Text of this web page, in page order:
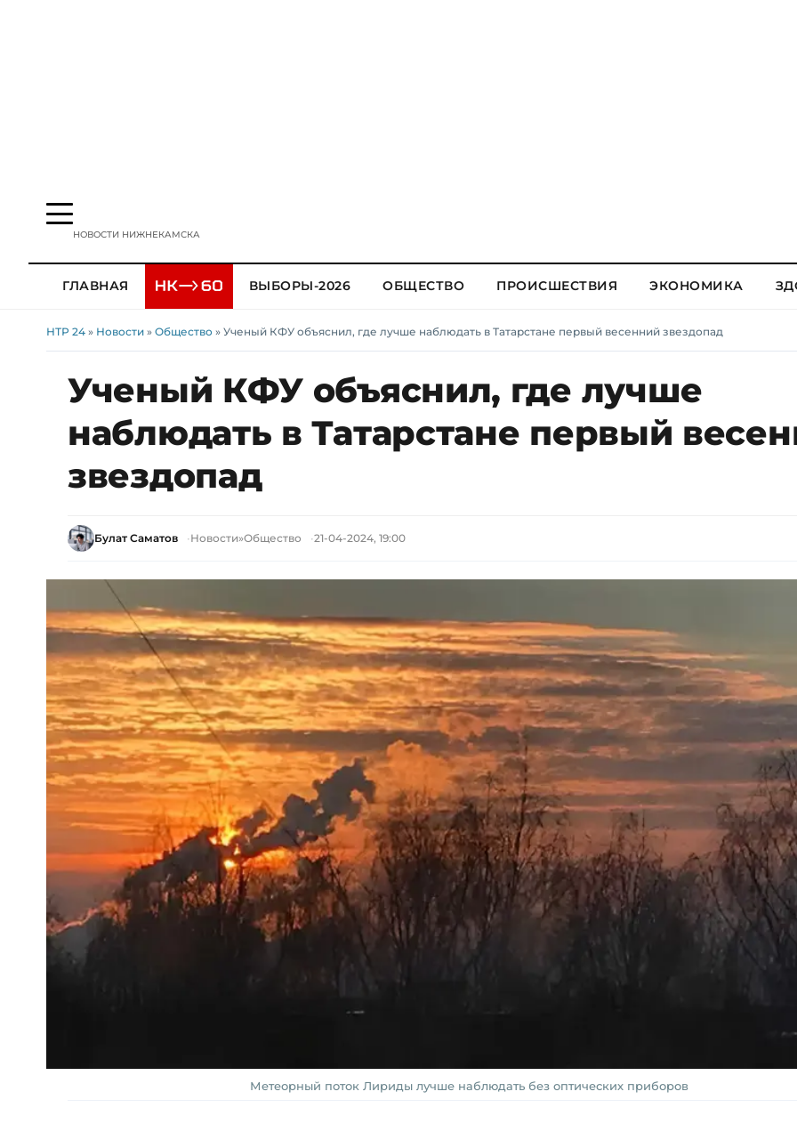
НОВОСТИ НИЖНЕКАМСКА
ГЛАВНАЯ ВЫБОРЫ-2026 ОБЩЕСТВО ПРОИСШЕСТВИЯ ЭКОНОМИКА
НТР 24 » Новости » Общество » Ученый КФУ объяснил, где лучше наблюдать в Татарстане первый весенний звездопад
Ученый КФУ объяснил, где лучше
наблюдать в Татарстане первый
звездопад
Булат Саматов Новости»Общество 21-04-2024, 19:00
Метеорный поток Лириды лучше наблюдать без оптических приборов